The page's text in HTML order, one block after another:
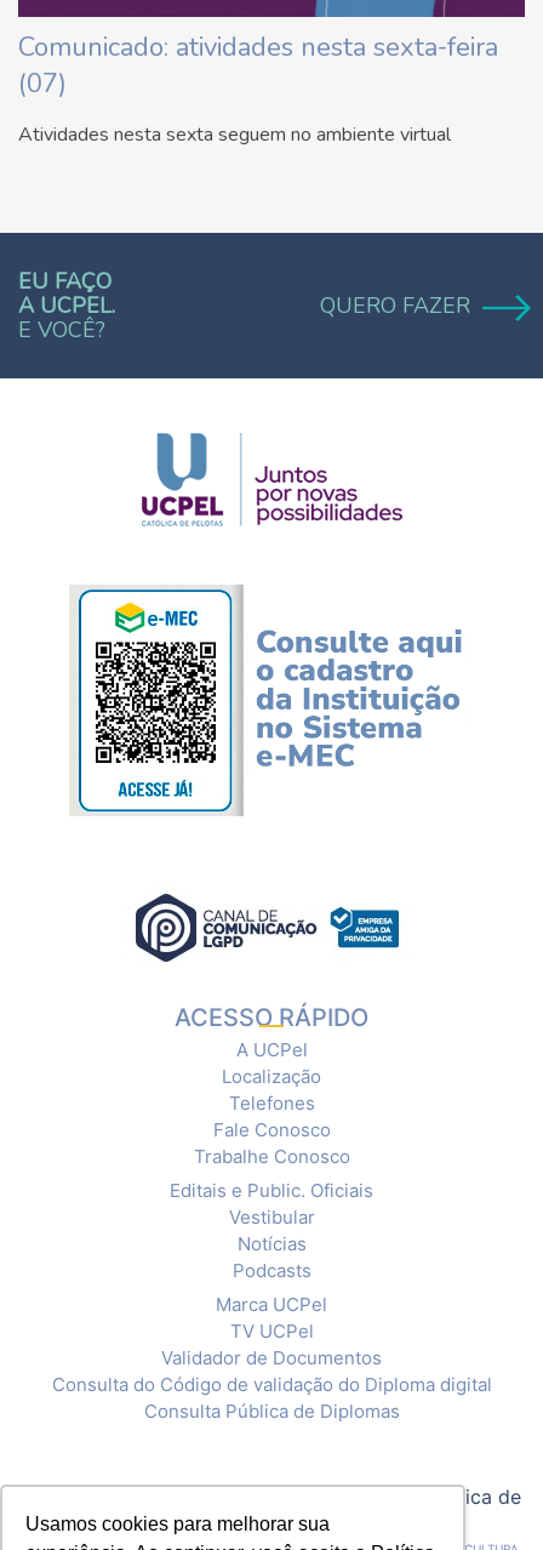
Usamos cookies para melhorar sua
Comunicado: atividades nesta sexta-feira
(07)
Atividades nesta sexta seguem no ambiente virtual
EU FAÇO
A UCPEL.
E VOCÊ?
QUERO FAZER
ACESSO RÁPIDO
A UCPel
Localização
Telefones
Fale Conosco
Trabalhe Conosco
Editais e Public. Oficiais
Vestibular
Notícias
Podcasts
Marca UCPel
TV UCPel
Validador de Documentos
Consulta do Código de validação do Diploma digital
Consulta Pública de Diplomas
Política de
Privacidade